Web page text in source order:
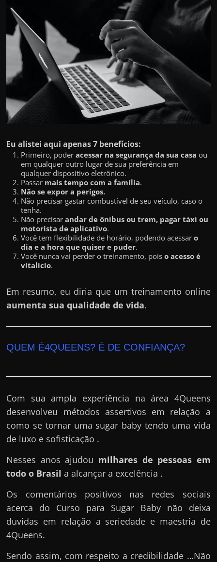
n
o
m
g
a
n
a
a
i
e
t
?
M
a
s
m
o
?
🤔
Eu alistei aqui apenas 7 benefícios:
Primeiro, poderacessar na segurança da sua casa ou
em qualquer outro lugar de sua preferência em
qualquer dispositivo eletrônico.
Passar mais tempo com a família.
Não se expor a perigos.
Não precisar gastar combustível de seu veículo, caso o
tenha.
Não precisarandar de ônibus ou trem, pagar táxi ou
motorista de aplicativo.
Você tem flexibilidade de horário, podendo acessaro
dia e a hora que quiser e puder.
Você nunca vai perder o treinamento, poiso acesso é
vitalício.
Em resumo, eu diria que um treinamento online
aumenta sua qualidade de vida.
QUEM É4QUEENS? É DE CONFIANÇA?
Com sua ampla experiência na área 4Queens
desenvolveu métodos assertivos em relação a
como se tornar uma sugar baby tendo uma vida
de luxo e sofisticação .
Nesses anos ajudou milhares de pessoas em
todo o Brasil a alcançar a excelência .
Os comentários positivos nas redes sociais
acerca do Curso para Sugar Baby não deixa
duvidas em relação a seriedade e maestria de
4Queens.
Sendo assim, com respeito a credibilidade …Não